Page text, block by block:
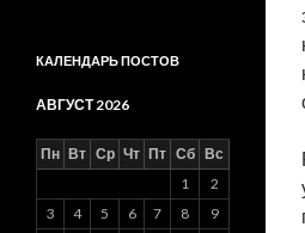
КАЛЕНДАРЬ ПОСТОВ
АВГУСТ 2026
Пн Вт Ср Чт Пт Сб Вс
1
2
3
4 5 6 7 8
9